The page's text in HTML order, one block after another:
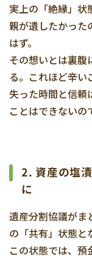
実上の「絶縁」状
親が遺したかった
はず。
その想いとは裏腹
る。これほど辛い
失った時間と信頼
ことはできないの
2. 資産の塩
に
遺産分割協議がま
の「共有」状態と
この状態では、預